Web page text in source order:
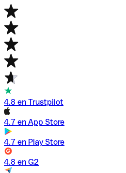
4.8 en Trustpilot
4.7 en App Store
4.7 en Play Store
4.8 en G2